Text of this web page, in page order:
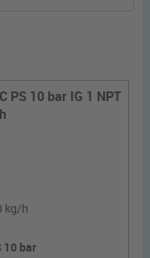
PS 10 bar IG 1 NPT
kg/h
10 bar